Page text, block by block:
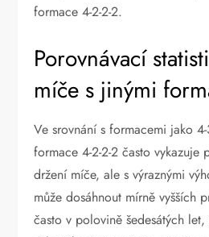
formace 4-2-2-2.
Porovnávací
míče s jinými
Ve srovnání s formacemi jako
formace 4-2-2-2 často vykazuje
držení míče, ale s výraznými
může dosáhnout mírně vyšších
často v polovině šedesátých